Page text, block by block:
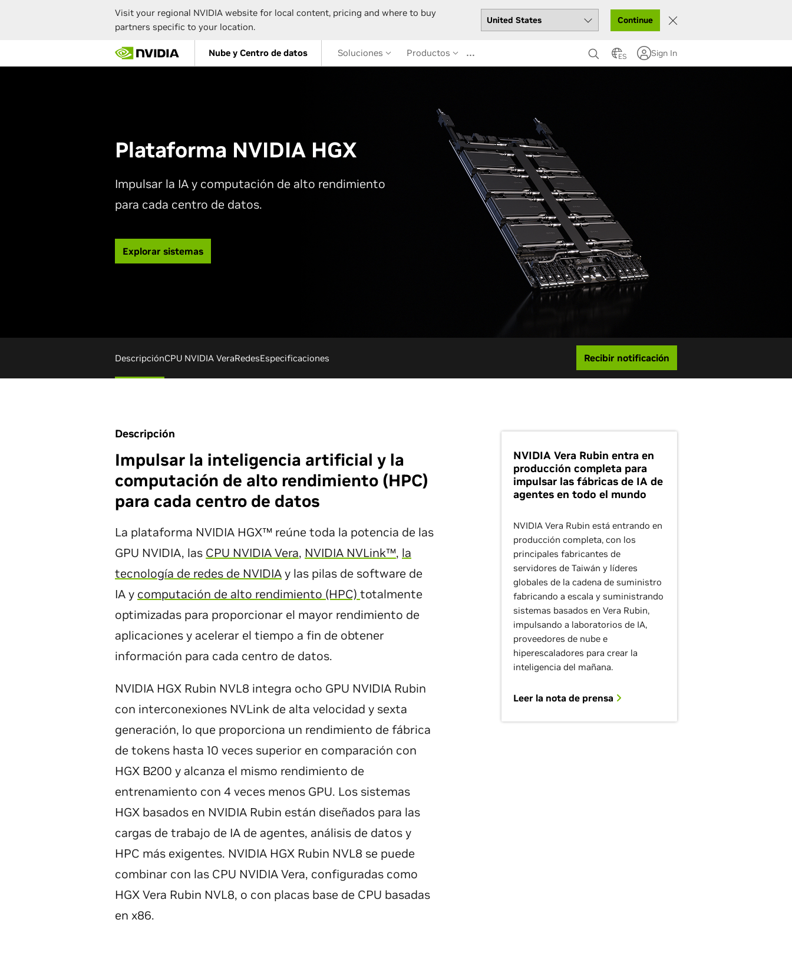
Visit your regional NVIDIA website for local content, pricing and where to buy
partners specific to your location.
Continue
main
Nube y Centro de datos Soluciones Productos … ES Sign In
Plataforma NVIDIA HGX
Impulsar la IA y computación de alto rendimiento
para cada centro de datos.
Explorar sistemas
DescripciónCPU NVIDIA VeraRedesEspecificaciones Recibir notificación
Descripción
Impulsar la inteligencia artificial y la
computación de alto rendimiento (HPC)
para cada centro de datos
La plataforma NVIDIA HGX™ reúne toda la potencia de las
GPU NVIDIA, las CPU NVIDIA Vera, NVIDIA NVLink™, la
tecnología de redes de NVIDIAy las pilas de software de
IA y computación de alto rendimiento (HPC) totalmente
optimizadas para proporcionar el mayor rendimiento de
aplicaciones y acelerar el tiempo a fin de obtener
información para cada centro de datos.
NVIDIA HGX Rubin NVL8 integra ocho GPU NVIDIA Rubin
con interconexiones NVLink de alta velocidad y sexta
generación, lo que proporciona un rendimiento de fábrica
de tokens hasta 10 veces superior en comparación con
HGX B200 y alcanza el mismo rendimiento de
entrenamiento con 4 veces menos GPU. Los sistemas
HGX basados en NVIDIA Rubin están diseñados para las
cargas de trabajo de IA de agentes, análisis de datos y
HPC más exigentes. NVIDIA HGX Rubin NVL8 se puede
combinar con las CPU NVIDIA Vera, configuradas como
HGX Vera Rubin NVL8, o con placas base de CPU basadas
en x86.
NVIDIA Vera Rubin entra en
producción completa para
impulsar las fábricas de IA de
agentes en todo el mundo
NVIDIA Vera Rubin está entrando en
producción completa, con los
principales fabricantes de
servidores de Taiwán y líderes
globales de la cadena de suministro
fabricando a escala y suministrando
sistemas basados en Vera Rubin,
impulsando a laboratorios de IA,
proveedores de nube e
hiperescaladores para crear la
inteligencia del mañana.
Leer la nota de prensa